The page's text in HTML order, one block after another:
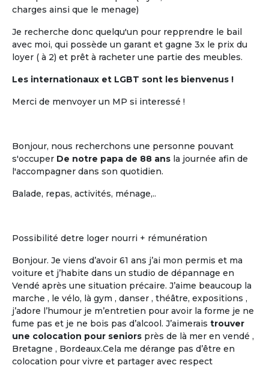
charges ainsi que le menage)
Je recherche donc quelqu'un pour repprendre le bail
avec moi, qui possède un garant et gagne 3x le prix du
loyer ( à 2) et prêt à racheter une partie des meubles.
Les internationaux et LGBT sont les bienvenus !
Merci de menvoyer un MP si interessé !
Bonjour, nous recherchons une personne pouvant
s'occuper De notre papa de 88 ans la journée afin de
l'accompagner dans son quotidien.
Balade, repas, activités, ménage,..
Possibilité detre loger nourri + rémunération
Bonjour. Je viens d’avoir 61 ans j’ai mon permis et ma
voiture et j’habite dans un studio de dépannage en
Vendé après une situation précaire. J’aime beaucoup la
marche , le vélo, là gym , danser , théâtre, expositions ,
j’adore l’humour je m’entretien pour avoir la forme je ne
fume pas et je ne bois pas d’alcool. J’aimerais trouver
une colocation pour seniors près de là mer en vendé ,
Bretagne , Bordeaux.Cela me dérange pas d’être en
colocation pour vivre et partager avec respect